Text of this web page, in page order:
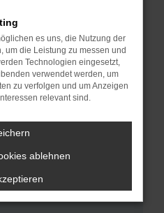
neuesten Stand
nicht nur ein
kann auch dazu
Funktionen nicht mehr
Webseitenbetreiber.
Schritte versucht
Wir werden
zu beheben. Du kannst
um uns bei der
es uns, die Nutzung der
um die Leistung zu messen und
Technologien eingesetzt,
verwendet werden, um
zu verfolgen und um Anzeigen
relevant sind.
ablehnen